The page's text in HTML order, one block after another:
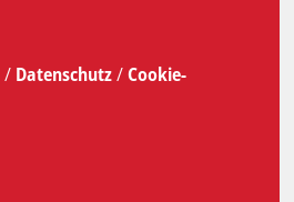
/ Datenschutz/Cookie-